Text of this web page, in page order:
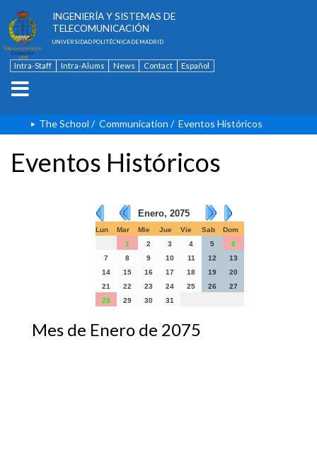
INGENIERÍA Y SISTEMAS DE
TELECOMUNICACIÓN
UNIVERSIDAD POLITÉCNICA DE MADRID
Intra-Staff Intra-Alums News Contact Español
The School / Communication / Eventos Históricos
Eventos Históricos
Enero, 2075
Lun Mar Mie Jue Vie Sab
Dom
1
2 3 4 5
6
7
8 9 10 11 12
13
14
15 16 17 18 19
20
21
22 23 24 25 26
27
28
29 30 31
Mes de Enero de 2075